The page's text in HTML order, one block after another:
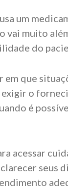
um
vai muito
do
que
o
é
acessar
seus